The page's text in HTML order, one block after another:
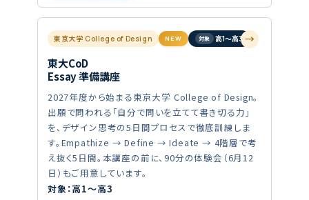
→
東京大学 College of Design NEW 高1〜高3
東大CoD
Essay 準備講座
2027年度から始まる東京大学 College of Design。
出願で問われる「自分で問いを立てて書き切る力」
を、デザイン思考の5日間プロセスで徹底訓練しま
す。Empathize → Define → Ideate → 4階層で考
え抜く5日間。本講座の前に、90分の体験会（6月12
日）もご用意しています。
対象：高1〜高3